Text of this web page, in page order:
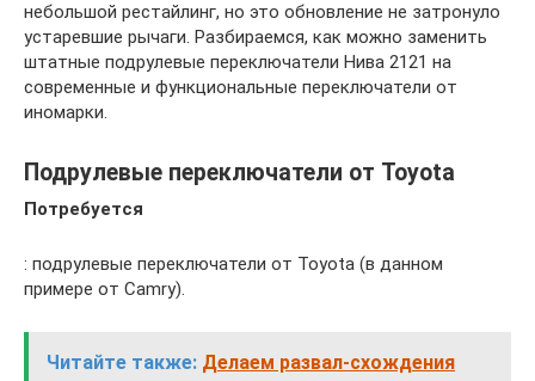
небольшой рестайлинг, но это обновление не затронуло
устаревшие рычаги. Разбираемся, как можно заменить
штатные подрулевые переключатели Нива 2121 на
современные и функциональные переключатели от
иномарки.
Подрулевые переключатели от Toyota
Потребуется
: подрулевые переключатели от Toyota (в данном
примере от Camry).
Читайте также: Делаем развал-схождения